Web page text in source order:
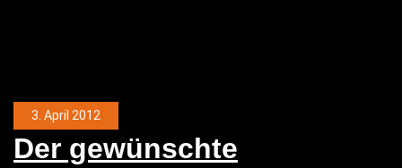
3. April 2012
Der gewünsch­te